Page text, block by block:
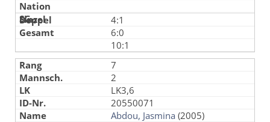
4:1
6:0
10:1
7
2
LK3,6
20550071
Abdou, Jasmina (2005)